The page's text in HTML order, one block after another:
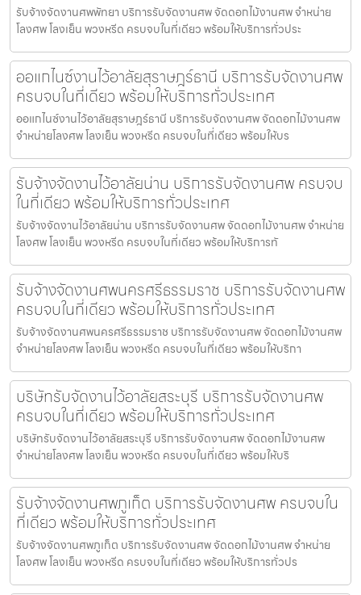
รับจ้างจัดงานศพพัทยา บริการรับจัดงานศพ จัดดอกไม้งานศพ จำหน่าย
โลงศพ โลงเย็น พวงหรีด ครบจบในที่เดียว พร้อมให้บริการทั่วประ
ออแกไนซ์งานไว้อาลัยสุราษฎร์ธานี บริการรับจัดงานศพ
ครบจบในที่เดียว พร้อมให้บริการทั่วประเทศ
ออแกไนซ์งานไว้อาลัยสุราษฎร์ธานี บริการรับจัดงานศพ จัดดอกไม้งานศพ
จำหน่ายโลงศพ โลงเย็น พวงหรีด ครบจบในที่เดียว พร้อมให้บร
รับจ้างจัดงานไว้อาลัยน่าน บริการรับจัดงานศพ ครบจบ
ในที่เดียว พร้อมให้บริการทั่วประเทศ
รับจ้างจัดงานไว้อาลัยน่าน บริการรับจัดงานศพ จัดดอกไม้งานศพ จำหน่าย
โลงศพ โลงเย็น พวงหรีด ครบจบในที่เดียว พร้อมให้บริการทั
รับจ้างจัดงานศพนครศรีธรรมราช บริการรับจัดงานศพ
ครบจบในที่เดียว พร้อมให้บริการทั่วประเทศ
รับจ้างจัดงานศพนครศรีธรรมราช บริการรับจัดงานศพ จัดดอกไม้งานศพ
จำหน่ายโลงศพ โลงเย็น พวงหรีด ครบจบในที่เดียว พร้อมให้บริกา
บริษัทรับจัดงานไว้อาลัยสระบุรี บริการรับจัดงานศพ
ครบจบในที่เดียว พร้อมให้บริการทั่วประเทศ
บริษัทรับจัดงานไว้อาลัยสระบุรี บริการรับจัดงานศพ จัดดอกไม้งานศพ
จำหน่ายโลงศพ โลงเย็น พวงหรีด ครบจบในที่เดียว พร้อมให้บริ
รับจ้างจัดงานศพภูเก็ต บริการรับจัดงานศพ ครบจบใน
ที่เดียว พร้อมให้บริการทั่วประเทศ
รับจ้างจัดงานศพภูเก็ต บริการรับจัดงานศพ จัดดอกไม้งานศพ จำหน่าย
โลงศพ โลงเย็น พวงหรีด ครบจบในที่เดียว พร้อมให้บริการทั่วปร